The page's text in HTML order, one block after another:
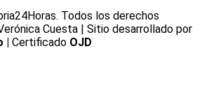
Todos los derechos
Cuesta | Sitio desarrollado por
| Certificado OJD